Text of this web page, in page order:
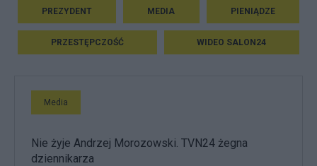
PREZYDENT MEDIA PIENIĄDZE
PRZESTĘPCZOŚĆ WIDEO SALON24
Media
Nie żyje Andrzej Morozowski. TVN24 żegna
dziennikarza